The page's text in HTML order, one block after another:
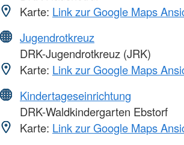
Karte: Link zur Google Maps
Jugendrotkreuz
DRK-Jugendrotkreuz (JRK)
Karte: Link zur Google Maps
Kindertageseinrichtung
DRK-Waldkindergarten Ebstorf
Karte: Link zur Google Maps